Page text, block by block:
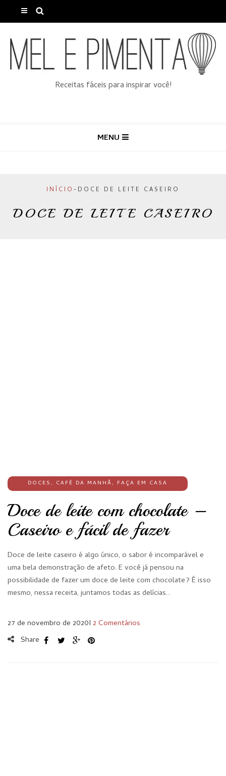
Receitas fáceis para inspirar você!
MENU
INÍCIO - DOCE DE LEITE CASEIRO
DOCE DE LEITE CASEIRO
DOCES, CAFÉ DA MANHÃ, FAÇA EM CASA
Doce de leite com chocolate –
Caseiro e fácil de fazer
Doce de leite caseiro é algo único, o sabor é incomparável e
uma bela demonstração de afeto. E você já pensou na
possibilidade de fazer um doce de leite com chocolate? É isso
mesmo, nessa receita, juntamos todas as delícias…
27 de novembro de 2020I 2 Comentários
Share